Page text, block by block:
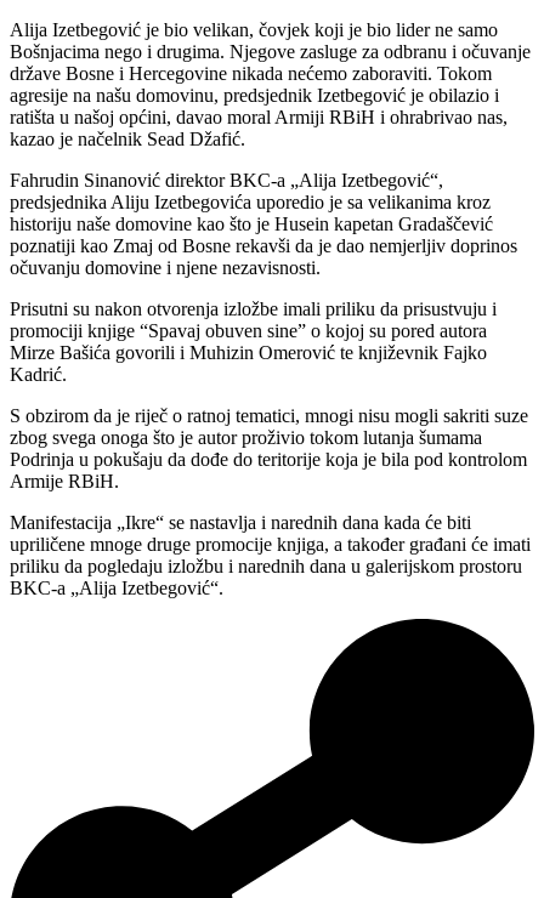
Alija Izetbegović je bio velikan, čovjek koji je bio lider ne samo
Bošnjacima nego i drugima. Njegove zasluge za odbranu i očuvanje
države Bosne i Hercegovine nikada nećemo zaboraviti. Tokom
agresije na našu domovinu, predsjednik Izetbegović je obilazio i
ratišta u našoj općini, davao moral Armiji RBiH i ohrabrivao nas,
kazao je načelnik Sead Džafić.
Fahrudin Sinanović direktor BKC-a „Alija Izetbegović“,
predsjednika Aliju Izetbegovića uporedio je sa velikanima kroz
historiju naše domovine kao što je Husein kapetan Gradaščević
poznatiji kao Zmaj od Bosne rekavši da je dao nemjerljiv doprinos
očuvanju domovine i njene nezavisnosti.
Prisutni su nakon otvorenja izložbe imali priliku da prisustvuju i
promociji knjige “Spavaj obuven sine” o kojoj su pored autora
Mirze Bašića govorili i Muhizin Omerović te književnik Fajko
Kadrić.
S obzirom da je riječ o ratnoj tematici, mnogi nisu mogli sakriti suze
zbog svega onoga što je autor proživio tokom lutanja šumama
Podrinja u pokušaju da dođe do teritorije koja je bila pod kontrolom
Armije RBiH.
Manifestacija „Ikre“ se nastavlja i narednih dana kada će biti
upriličene mnoge druge promocije knjiga, a također građani će imati
priliku da pogledaju izložbu i narednih dana u galerijskom prostoru
BKC-a „Alija Izetbegović“.